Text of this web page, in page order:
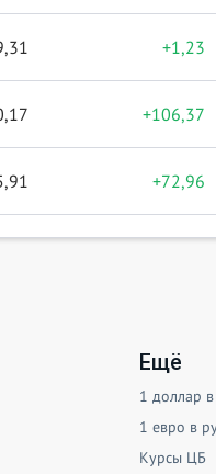
+1,23
+106,37
+72,96
Ещё
1 доллар
1 евро в
Курсы ЦБ